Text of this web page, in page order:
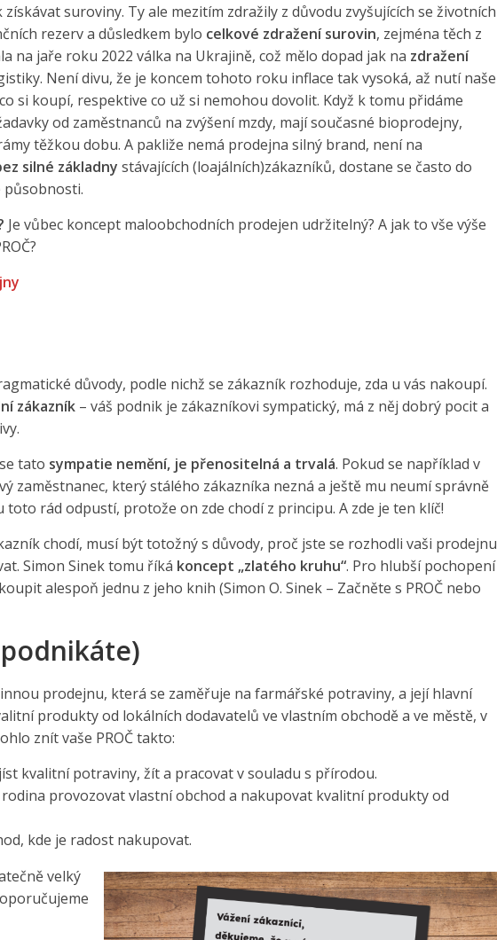
suroviny. Ty ale mezitím zdražily z důvodu zvyšujících se životních
rezerv a důsledkem bylo celkové zdražení surovin, zejména těch z
na jaře roku 2022 válka na Ukrajině, což mělo dopad jak na zdražení
Není divu, že je koncem tohoto roku inflace tak vysoká, až nutí naše
si koupí, respektive co už si nemohou dovolit. Když k tomu přidáme
od zaměstnanců na zvýšení mzdy, mají současné bioprodejny,
těžkou dobu. A pakliže nemá prodejna silný brand, není na
silné základny stávajících (loajálních)zákazníků, dostane se často do
působnosti.
Je vůbec koncept maloobchodních prodejen udržitelný? A jak to vše výše
důvody, podle nichž se zákazník rozhoduje, zda u vás nakoupí.
zákazník – váš podnik je zákazníkovi sympatický, má z něj dobrý pocit a
tato sympatie nemění, je přenositelná a trvalá. Pokud se například v
zaměstnanec, který stálého zákazníka nezná a ještě mu neumí správně
rád odpustí, protože on zde chodí z principu. A zde je ten klíč!
chodí, musí být totožný s důvody, proč jste se rozhodli vaši prodejnu
Simon Sinek tomu říká koncept „zlatého kruhu“. Pro hlubší pochopení
alespoň jednu z jeho knih (Simon O. Sinek – Začněte s PROČ nebo
prodejnu, která se zaměřuje na farmářské potraviny, a její hlavní
produkty od lokálních dodavatelů ve vlastním obchodě a ve městě, v
znít vaše PROČ takto:
kvalitní potraviny, žít a pracovat v souladu s přírodou.
rodina provozovat vlastní obchod a nakupovat kvalitní produkty od
kde je radost nakupovat.
velký